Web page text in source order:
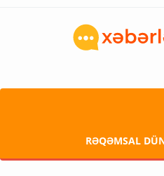
RƏQƏMSAL